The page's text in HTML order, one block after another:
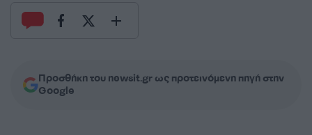
Προσθήκη του newsit.gr ως προτεινόμενη πηγή στην
Google